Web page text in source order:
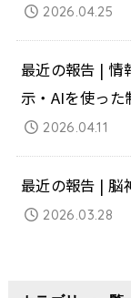
2026.04.25
最近の報告 | 情
示・AIを使った
2026.04.11
最近の報告 | 脳
2026.03.28